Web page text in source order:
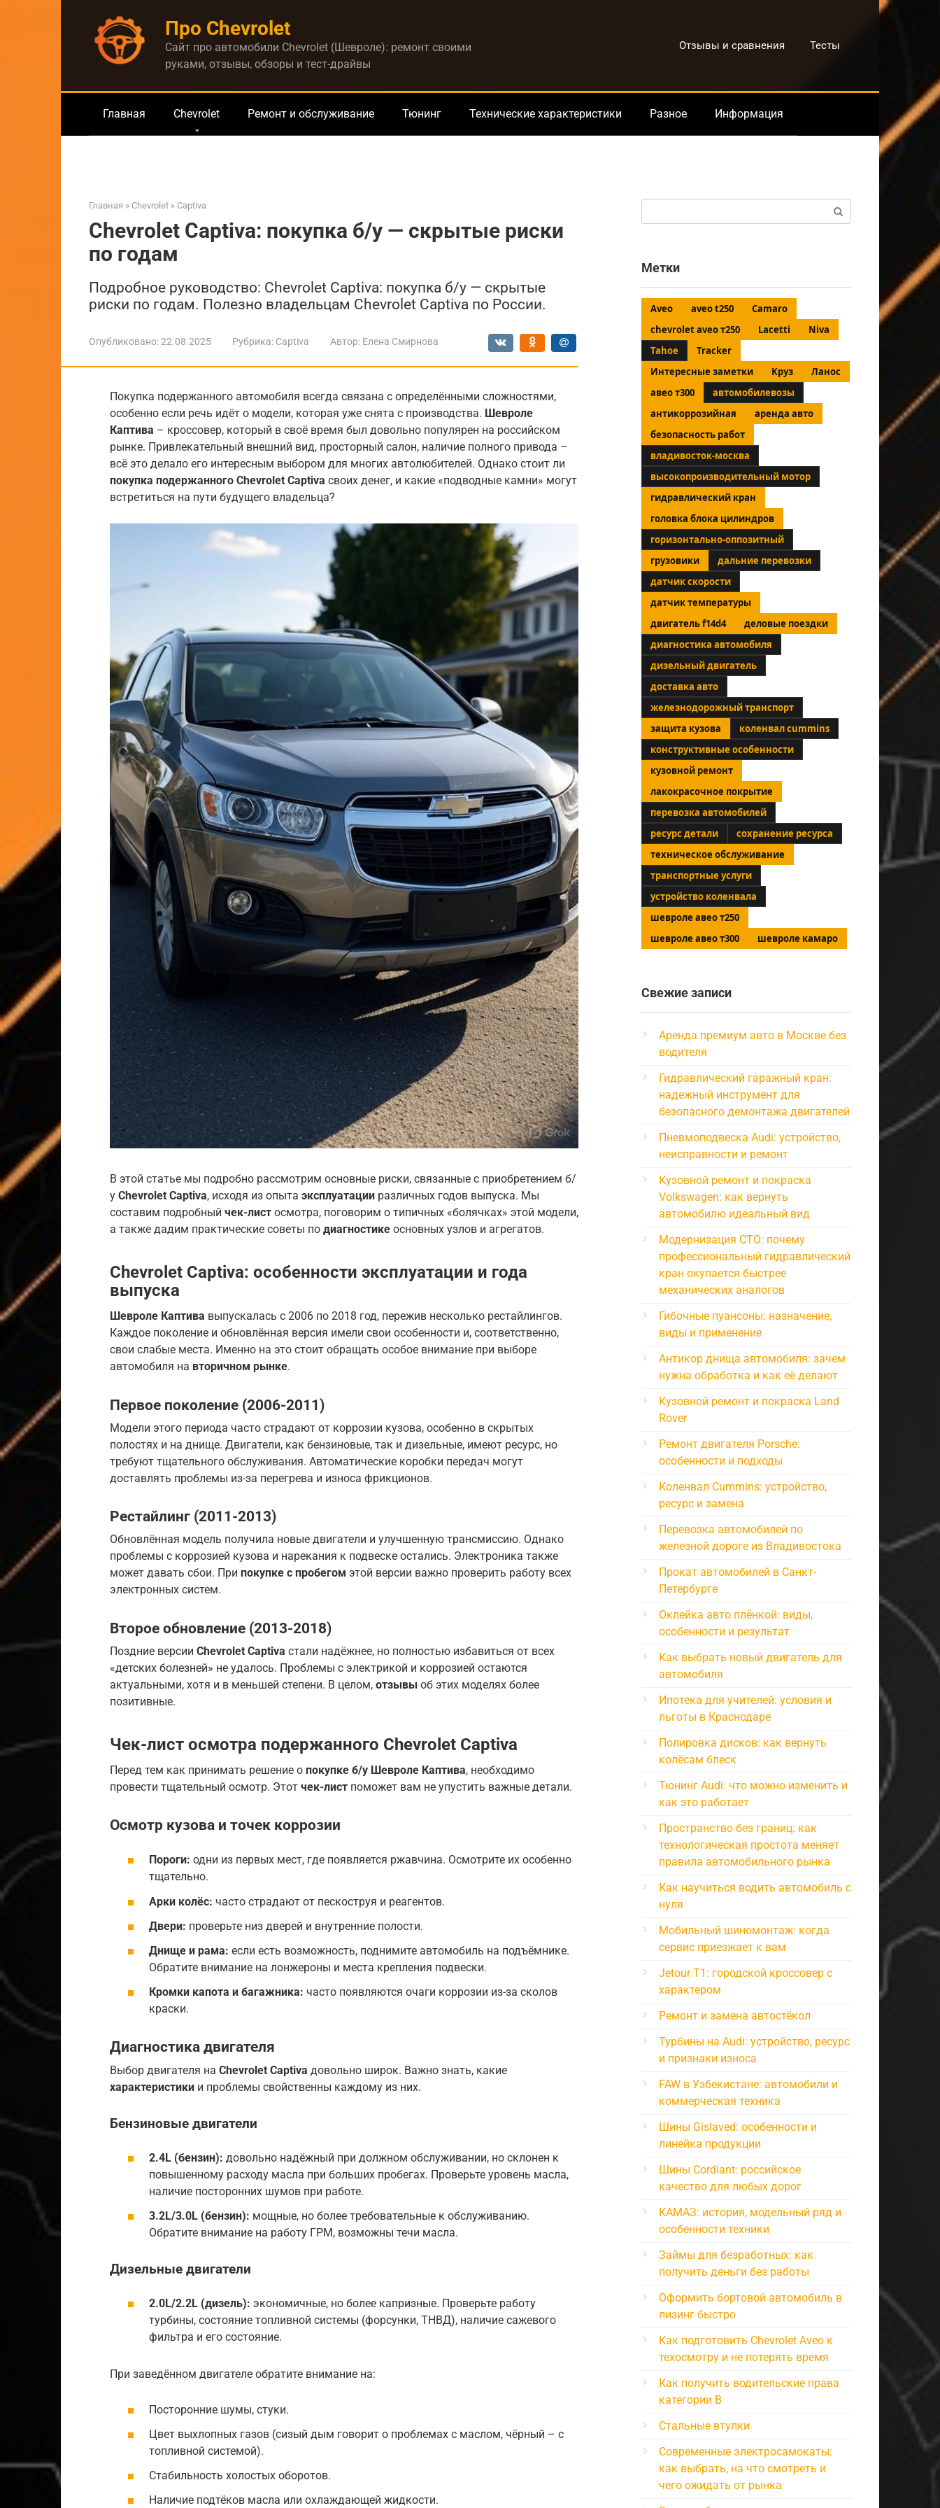
Про Chevrolet
Сайт про автомобили Chevrolet (Шевроле): ремонт своими
руками, отзывы, обзоры и тест-драйвы
Отзывы и сравнения Тесты
Главная Chevrolet Ремонт и обслуживание Тюнинг Технические характеристики Разное Информация
Главная » Chevrolet » Captiva
Chevrolet Captiva: покупка б/у — скрытые риски
по годам
Подробное руководство: Chevrolet Captiva: покупка б/у — скрытые
риски по годам. Полезно владельцам Chevrolet Captiva по России.
Опубликовано:22.08.2025 Рубрика: Captiva Автор: Елена Смирнова
Покупка подержанного автомобиля всегда связана с определёнными сложностями,
особенно если речь идёт о модели, которая уже снята с производства. Шевроле
Каптива – кроссовер, который в своё время был довольно популярен на российском
рынке. Привлекательный внешний вид, просторный салон, наличие полного привода –
всё это делало его интересным выбором для многих автолюбителей. Однако стоит ли
покупка подержанного Chevrolet Captiva своих денег, и какие «подводные камни» могут
встретиться на пути будущего владельца?
В этой статье мы подробно рассмотрим основные риски, связанные с приобретением б/
у Chevrolet Captiva, исходя из опыта эксплуатации различных годов выпуска. Мы
составим подробный чек-лист осмотра, поговорим о типичных «болячках» этой модели,
а также дадим практические советы по диагностике основных узлов и агрегатов.
Chevrolet Captiva: особенности эксплуатации и года
выпуска
Шевроле Каптива выпускалась с 2006 по 2018 год, пережив несколько рестайлингов.
Каждое поколение и обновлённая версия имели свои особенности и, соответственно,
свои слабые места. Именно на это стоит обращать особое внимание при выборе
автомобиля на вторичном рынке.
Первое поколение (2006-2011)
Модели этого периода часто страдают от коррозии кузова, особенно в скрытых
полостях и на днище. Двигатели, как бензиновые, так и дизельные, имеют ресурс, но
требуют тщательного обслуживания. Автоматические коробки передач могут
доставлять проблемы из-за перегрева и износа фрикционов.
Рестайлинг (2011-2013)
Обновлённая модель получила новые двигатели и улучшенную трансмиссию. Однако
проблемы с коррозией кузова и нарекания к подвеске остались. Электроника также
может давать сбои. При покупке с пробегом этой версии важно проверить работу всех
электронных систем.
Второе обновление (2013-2018)
Поздние версии Chevrolet Captiva стали надёжнее, но полностью избавиться от всех
«детских болезней» не удалось. Проблемы с электрикой и коррозией остаются
актуальными, хотя и в меньшей степени. В целом, отзывы об этих моделях более
позитивные.
Чек-лист осмотра подержанного Chevrolet Captiva
Перед тем как принимать решение о покупке б/у Шевроле Каптива, необходимо
провести тщательный осмотр. Этот чек-лист поможет вам не упустить важные детали.
Осмотр кузова и точек коррозии
Пороги: одни из первых мест, где появляется ржавчина. Осмотрите их особенно
тщательно.
Арки колёс: часто страдают от пескоструя и реагентов.
Двери: проверьте низ дверей и внутренние полости.
Днище и рама: если есть возможность, поднимите автомобиль на подъёмнике.
Обратите внимание на лонжероны и места крепления подвески.
Кромки капота и багажника: часто появляются очаги коррозии из-за сколов
краски.
Диагностика двигателя
Выбор двигателя на Chevrolet Captiva довольно широк. Важно знать, какие
характеристики и проблемы свойственны каждому из них.
Бензиновые двигатели
2.4L (бензин): довольно надёжный при должном обслуживании, но склонен к
повышенному расходу масла при больших пробегах. Проверьте уровень масла,
наличие посторонних шумов при работе.
3.2L/3.0L (бензин): мощные, но более требовательные к обслуживанию.
Обратите внимание на работу ГРМ, возможны течи масла.
Дизельные двигатели
2.0L/2.2L (дизель): экономичные, но более капризные. Проверьте работу
турбины, состояние топливной системы (форсунки, ТНВД), наличие сажевого
фильтра и его состояние.
При заведённом двигателе обратите внимание на:
Посторонние шумы, стуки.
Цвет выхлопных газов (сизый дым говорит о проблемах с маслом, чёрный – с
топливной системой).
Стабильность холостых оборотов.
Наличие подтёков масла или охлаждающей жидкости.
Метки
Aveo aveo t250
Camaro
chevrolet aveo т250
Lacetti
Niva
Tahoe
Tracker
Интересные заметки
Круз
Ланос
авео т300
автомобилевозы
антикоррозийная
аренда авто
безопасность работ
владивосток-москва
высокопроизводительный мотор
гидравлический кран
головка блока цилиндров
горизонтально-оппозитный
грузовики
дальние перевозки
датчик скорости
датчик температуры
двигатель f14d4
деловые поездки
диагностика автомобиля
дизельный двигатель
доставка авто
железнодорожный транспорт
защита кузова
коленвал cummins
конструктивные особенности
кузовной ремонт
лакокрасочное покрытие
перевозка автомобилей
ресурс детали
сохранение ресурса
техническое обслуживание
транспортные услуги
устройство коленвала
шевроле авео т250
шевроле авео т300
шевроле камаро
Свежие записи
Аренда премиум авто в Москве без
водителя
Гидравлический гаражный кран:
надежный инструмент для
безопасного демонтажа двигателей
Пневмоподвеска Audi: устройство,
неисправности и ремонт
Кузовной ремонт и покраска
Volkswagen: как вернуть
автомобилю идеальный вид
Модернизация СТО: почему
профессиональный гидравлический
кран окупается быстрее
механических аналогов
Гибочные пуансоны: назначение,
виды и применение
Антикор днища автомобиля: зачем
нужна обработка и как её делают
Кузовной ремонт и покраска Land
Rover
Ремонт двигателя Porsche:
особенности и подходы
Коленвал Cummins: устройство,
ресурс и замена
Перевозка автомобилей по
железной дороге из Владивостока
Прокат автомобилей в Санкт-
Петербурге
Оклейка авто плёнкой: виды,
особенности и результат
Как выбрать новый двигатель для
автомобиля
Ипотека для учителей: условия и
льготы в Краснодаре
Полировка дисков: как вернуть
колёсам блеск
Тюнинг Audi: что можно изменить и
как это работает
Пространство без границ: как
технологическая простота меняет
правила автомобильного рынка
Как научиться водить автомобиль с
нуля
Мобильный шиномонтаж: когда
сервис приезжает к вам
Jetour T1: городской кроссовер с
характером
Ремонт и замена автостёкол
Турбины на Audi: устройство, ресурс
и признаки износа
FAW в Узбекистане: автомобили и
коммерческая техника
Шины Gislaved: особенности и
линейка продукции
Шины Cordiant: российское
качество для любых дорог
КАМАЗ: история, модельный ряд и
особенности техники
Займы для безработных: как
получить деньги без работы
Оформить бортовой автомобиль в
лизинг быстро
Как подготовить Chevrolet Aveo к
техосмотру и не потерять время
Как получить водительские права
категории B
Стальные втулки
Современные электросамокаты:
как выбрать, на что смотреть и
чего ожидать от рынка